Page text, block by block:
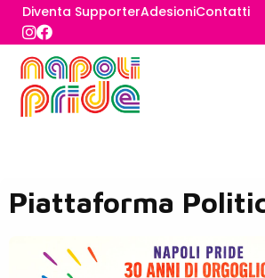
Diventa SupporterAdesioniContatti
Piattaforma